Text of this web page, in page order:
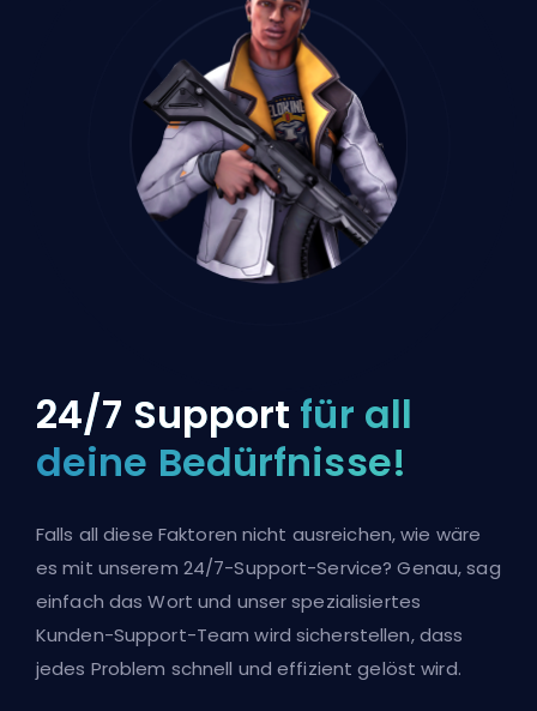
24/7 Support für all
deine Bedürfnisse!
Falls all diese Faktoren nicht ausreichen, wie wäre
es mit unserem 24/7-Support-Service? Genau, sag
einfach das Wort und unser spezialisiertes
Kunden-Support-Team wird sicherstellen, dass
jedes Problem schnell und effizient gelöst wird.